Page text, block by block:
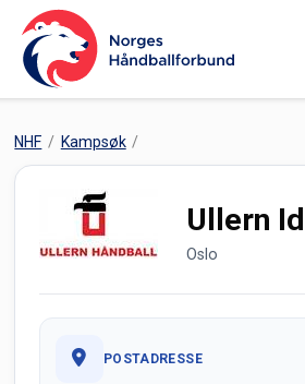
NHF Kampsøk
Ullern
Oslo
POSTADRESSE